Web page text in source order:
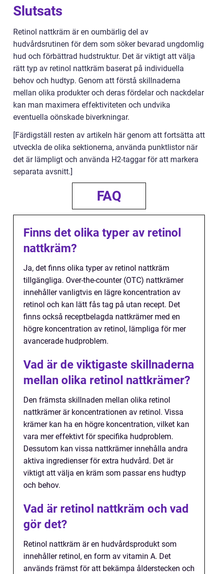
Slutsats
Retinol nattkräm är en oumbärlig del av
hudvårdsrutinen för dem som söker bevarad ungdomlig
hud och förbättrad hudstruktur. Det är viktigt att välja
rätt typ av retinol nattkräm baserat på individuella
behov och hudtyp. Genom att förstå skillnaderna
mellan olika produkter och deras fördelar och nackdelar
kan man maximera effektiviteten och undvika
eventuella oönskade biverkningar.
[Färdigställ resten av artikeln här genom att fortsätta att
utveckla de olika sektionerna, använda punktlistor när
det är lämpligt och använda H2-taggar för att markera
separata avsnitt.]
FAQ
Finns det olika typer av retinol
nattkräm?
Ja, det finns olika typer av retinol nattkräm
tillgängliga. Over-the-counter (OTC) nattkrämer
innehåller vanligtvis en lägre koncentration av
retinol och kan lätt fås tag på utan recept. Det
finns också receptbelagda nattkrämer med en
högre koncentration av retinol, lämpliga för mer
avancerade hudproblem.
Vad är de viktigaste skillnaderna
mellan olika retinol nattkrämer?
Den främsta skillnaden mellan olika retinol
nattkrämer är koncentrationen av retinol. Vissa
krämer kan ha en högre koncentration, vilket kan
vara mer effektivt för specifika hudproblem.
Dessutom kan vissa nattkrämer innehålla andra
aktiva ingredienser för extra hudvård. Det är
viktigt att välja en kräm som passar ens hudtyp
och behov.
Vad är retinol nattkräm och vad
gör det?
Retinol nattkräm är en hudvårdsprodukt som
innehåller retinol, en form av vitamin A. Det
används främst för att bekämpa ålderstecken och